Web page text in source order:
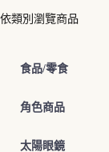
依類別瀏覽商品
食品/零食
角色商品
太陽眼鏡